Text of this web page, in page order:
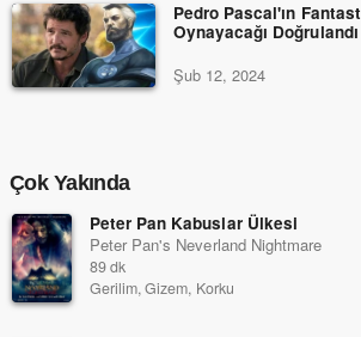
Pedro Pascal'ın
Oynayacağı Doğrulandı
Şub 12, 2024
Çok Yakında
Peter Pan Kabuslar Ülkesi
Peter Pan's Neverland Nightmare
89 dk
Gerilim, Gizem, Korku